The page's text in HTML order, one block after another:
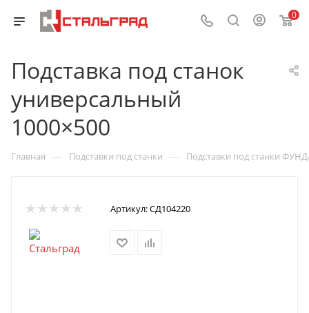
0
Подставка под станок
универсальный
1000×500
Главная — Подставки под станки — Подставки под станки
Артикул:СД104220